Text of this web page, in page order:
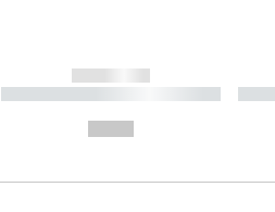
------------
----------- ----------- ----------